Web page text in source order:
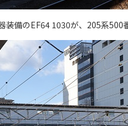
装備のEF64 1030が、205系